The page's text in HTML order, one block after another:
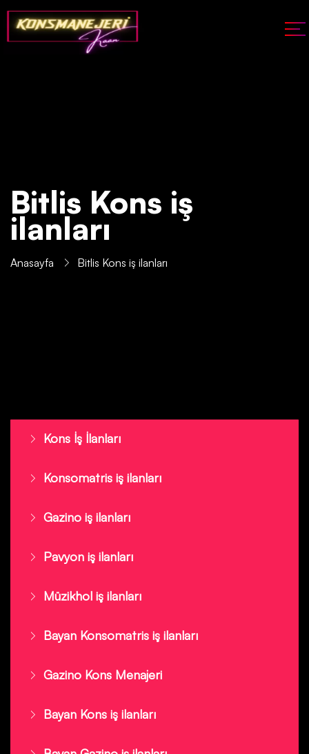
Bitlis Kons iş
ilanları
Anasayfa Bitlis Kons iş ilanları
Kons İş İlanları
Konsomatris iş ilanları
Gazino iş ilanları
Pavyon iş ilanları
Müzikhol iş ilanları
Bayan Konsomatris iş ilanları
Gazino Kons Menajeri
Bayan Kons iş ilanları